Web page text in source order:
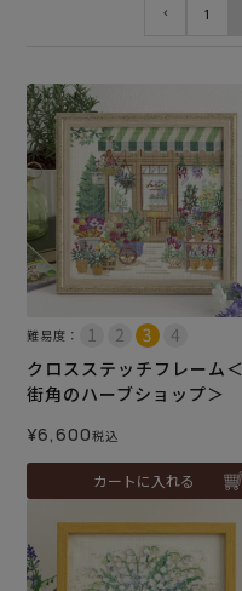
1
難易度：
クロスステッチフレーム＜
街角のハーブショップ＞
¥6,600税込
カートに入れる